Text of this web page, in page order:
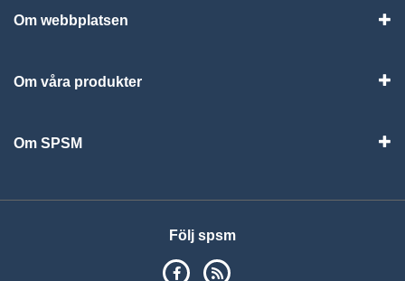
Om webbplatsen
Om våra produkter
Om SPSM
Följ spsm
SPSM på Facebook